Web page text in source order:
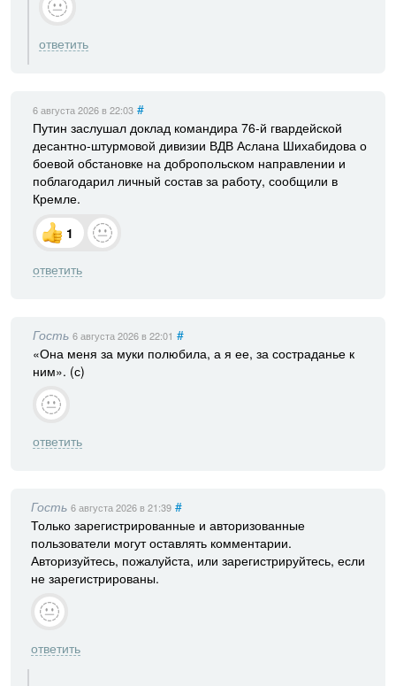
ответить
6 августа 2026 в 22:03 #
Путин заслушал доклад командира 76-й гвардейской
десантно-штурмовой дивизии ВДВ Аслана Шихабидова о
боевой обстановке на добропольском направлении и
поблагодарил личный состав за работу, сообщили в
Кремле.
1
ответить
Гость 6 августа 2026 в 22:01 #
«Она меня за муки полюбила, а я ее, за состраданье к
ним». (с)
ответить
Гость 6 августа 2026 в 21:39 #
Только зарегистрированные и авторизованные
пользователи могут оставлять комментарии.
Авторизуйтесь, пожалуйста, или зарегистрируйтесь, если
не зарегистрированы.
ответить